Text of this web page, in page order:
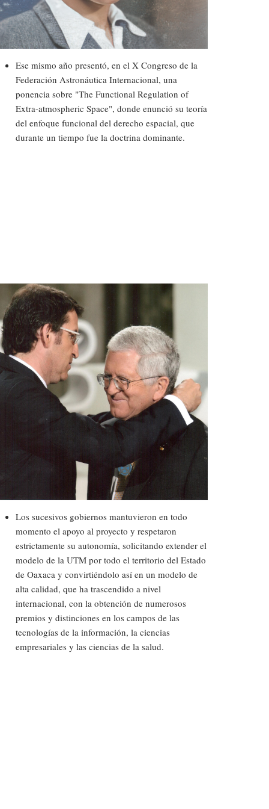
Ese mismo año presentó, en el X Congreso de la
Federación Astronáutica Internacional, una
ponencia sobre "The Functional Regulation of
Extra-atmospheric Space", donde enunció su teoría
del enfoque funcional del derecho espacial, que
durante un tiempo fue la doctrina dominante.
Los sucesivos gobiernos mantuvieron en todo
momento el apoyo al proyecto y respetaron
estrictamente su autonomía, solicitando extender el
modelo de la UTM por todo el territorio del Estado
de Oaxaca y convirtiéndolo así en un modelo de
alta calidad, que ha trascendido a nivel
internacional, con la obtención de numerosos
premios y distinciones en los campos de las
tecnologías de la información, la ciencias
empresariales y las ciencias de la salud.